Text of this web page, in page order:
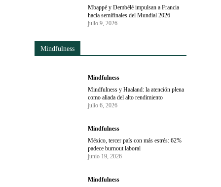
Mbappé y Dembélé impulsan a Francia
hacia semifinales del Mundial 2026
julio 9, 2026
Mindfulness
Mindfulness
Mindfulness y Haaland: la atención plena
como aliada del alto rendimiento
julio 6, 2026
Mindfulness
México, tercer país con más estrés: 62%
padece burnout laboral
junio 19, 2026
Mindfulness